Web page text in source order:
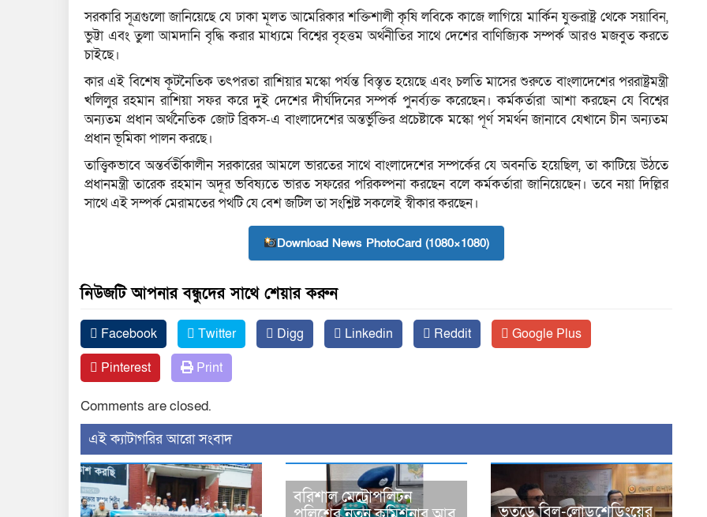
সরকারি সূত্রগুলো জানিয়েছে যে ঢাকা মূলত আমেরিকার শক্তিশালী কৃষি লবিকে কাজে লাগিয়ে মার্কিন যুক্তরাষ্ট্র থেকে সয়াবিন,
ভুট্টা এবং তুলা আমদানি বৃদ্ধি করার মাধ্যমে বিশ্বের বৃহত্তম অর্থনীতির সাথে দেশের বাণিজ্যিক সম্পর্ক আরও মজবুত করতে
চাইছে।
কার এই বিশেষ কূটনৈতিক তৎপরতা রাশিয়ার মস্কো পর্যন্ত বিস্তৃত হয়েছে এবং চলতি মাসের শুরুতে বাংলাদেশের পররাষ্ট্রমন্ত্রী
খলিলুর রহমান রাশিয়া সফর করে দুই দেশের দীর্ঘদিনের সম্পর্ক পুনর্ব্যক্ত করেছেন। কর্মকর্তারা আশা করছেন যে বিশ্বের
অন্যতম প্রধান অর্থনৈতিক জোট ব্রিকস-এ বাংলাদেশের অন্তর্ভুক্তির প্রচেষ্টাকে মস্কো পূর্ণ সমর্থন জানাবে যেখানে চীন অন্যতম
প্রধান ভূমিকা পালন করছে।
তাত্ত্বিকভাবে অন্তর্বর্তীকালীন সরকারের আমলে ভারতের সাথে বাংলাদেশের সম্পর্কের যে অবনতি হয়েছিল, তা কাটিয়ে উঠতে
প্রধানমন্ত্রী তারেক রহমান অদূর ভবিষ্যতে ভারত সফরের পরিকল্পনা করছেন বলে কর্মকর্তারা জানিয়েছেন। তবে নয়া দিল্লির
সাথে এই সম্পর্ক মেরামতের পথটি যে বেশ জটিল তা সংশ্লিষ্ট সকলেই স্বীকার করছেন।
Download News PhotoCard (1080×1080)
নিউজটি আপনার বন্ধুদের সাথে শেয়ার করুন
Facebook Twitter Digg Linkedin Reddit
Google Plus
Pinterest
Print
Comments are closed.
‍এই ক্যাটাগরির ‍আরো সংবাদ
বরিশাল মেট্রোপলিটন
ভুতুড়ে বিল-লোডশেডিংয়ের